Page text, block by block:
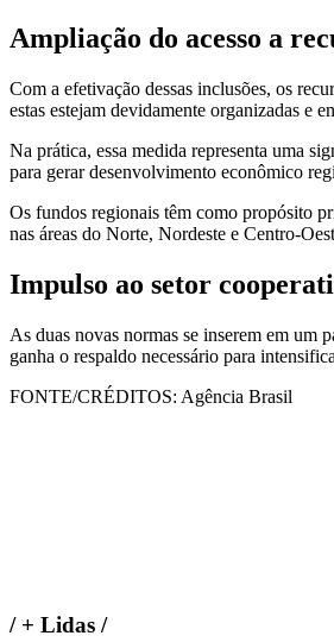
Ampliação do acesso a
Com a efetivação dessas inclusões, os
estas estejam devidamente organizadas e
Na prática, essa medida representa uma
para gerar desenvolvimento econômico
Os fundos regionais têm como propósito
nas áreas do Norte, Nordeste e Centro-
Impulso ao setor
As duas novas normas se inserem em um
ganha o respaldo necessário para
FONTE/CRÉDITOS: Agência Brasil
/+ Lidas /